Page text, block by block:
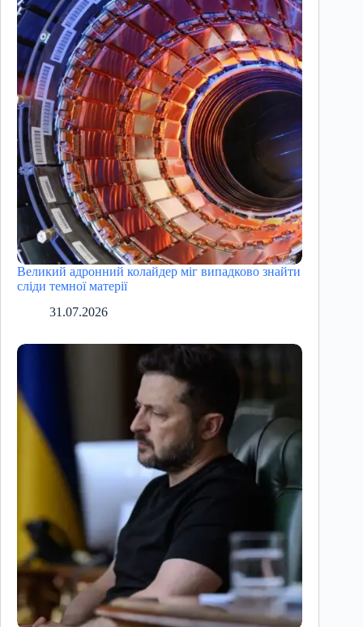
Великий адронний колайдер міг випадково знайти
сліди темної матерії
31.07.2026